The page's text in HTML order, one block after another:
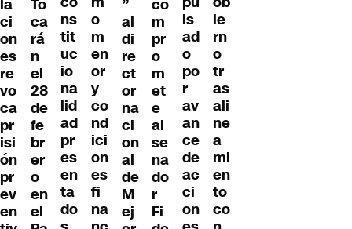
la
ci
on
es
re
vo
ca
pr
isi
ón
pr
ev
en
To
ca
rá
n
el
28
de
fe
br
er
o
en
el
ns
tit
uc
io
na
lid
ad
pr
es
en
ta
do
o
m
en
or
y
co
nd
ici
on
es
fi
na
”
al
di
re
ct
or
na
ci
on
al
de
M
ej
co
m
pr
o
m
et
e
al
se
na
do
r
Fi
ls
ad
o
po
r
av
an
ce
de
ac
ci
on
ie
rn
o
tr
as
ali
ne
a
mi
en
to
co